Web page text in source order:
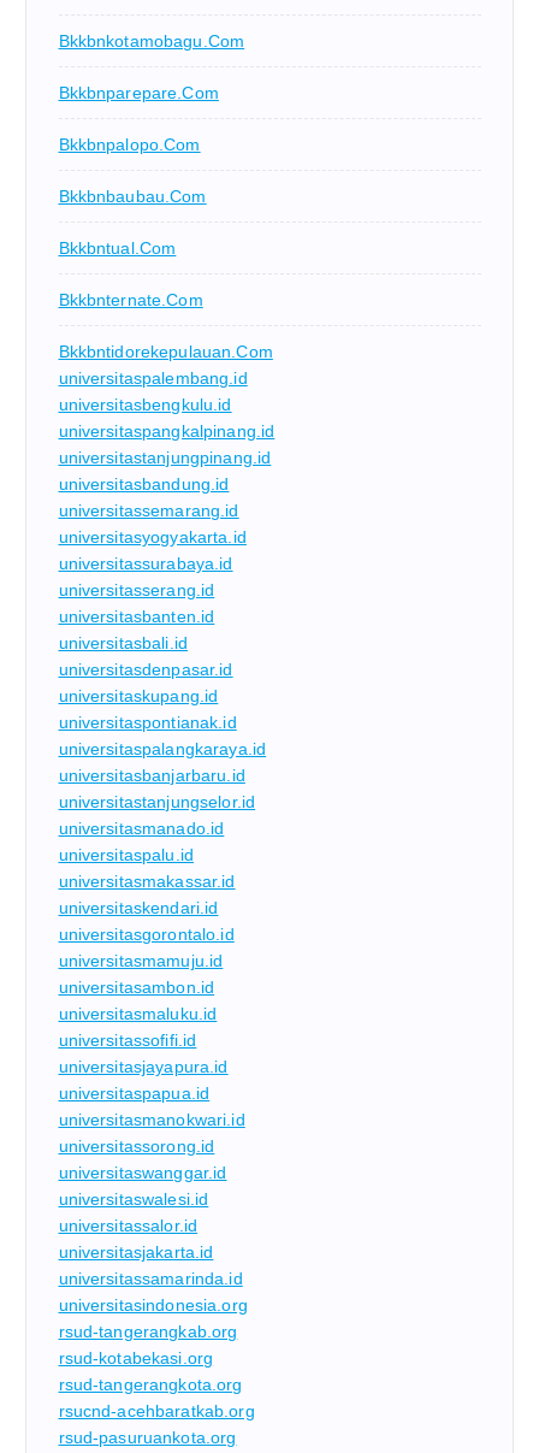
Bkkbnkotamobagu.com
Bkkbnparepare.com
Bkkbnpalopo.com
Bkkbnbaubau.com
Bkkbntual.com
Bkkbnternate.com
Bkkbntidorekepulauan.com
universitaspalembang.id
universitasbengkulu.id
universitaspangkalpinang.id
universitastanjungpinang.id
universitasbandung.id
universitassemarang.id
universitasyogyakarta.id
universitassurabaya.id
universitasserang.id
universitasbanten.id
universitasbali.id
universitasdenpasar.id
universitaskupang.id
universitaspontianak.id
universitaspalangkaraya.id
universitasbanjarbaru.id
universitastanjungselor.id
universitasmanado.id
universitaspalu.id
universitasmakassar.id
universitaskendari.id
universitasgorontalo.id
universitasmamuju.id
universitasambon.id
universitasmaluku.id
universitassofifi.id
universitasjayapura.id
universitaspapua.id
universitasmanokwari.id
universitassorong.id
universitaswanggar.id
universitaswalesi.id
universitassalor.id
universitasjakarta.id
universitassamarinda.id
universitasindonesia.org
rsud-tangerangkab.org
rsud-kotabekasi.org
rsud-tangerangkota.org
rsucnd-acehbaratkab.org
rsud-pasuruankota.org